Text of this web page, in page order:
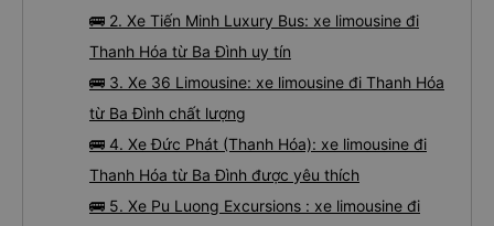
🚌 2. Xe Tiến Minh Luxury Bus: xe limousine đi
Thanh Hóa từ Ba Đình uy tín
🚌 3. Xe 36 Limousine: xe limousine đi Thanh Hóa
từ Ba Đình chất lượng
🚌 4. Xe Đức Phát (Thanh Hóa): xe limousine đi
Thanh Hóa từ Ba Đình được yêu thích
🚌 5. Xe Pu Luong Excursions : xe limousine đi